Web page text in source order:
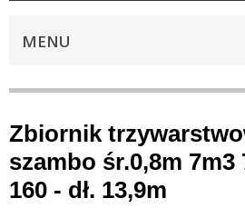
MENU
Zbiornik
szambo śr.0,8m 7m3
160 - dł. 13,9m